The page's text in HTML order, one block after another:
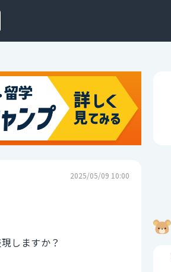
2025/05/09 10:00
しますか？